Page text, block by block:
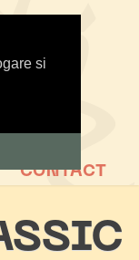
si
CONTACT